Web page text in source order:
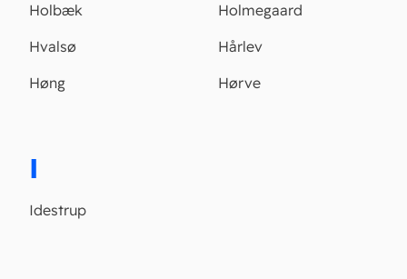
Holbæk
Holmegaard
Hvalsø
Hårlev
Høng
Hørve
I
Idestrup